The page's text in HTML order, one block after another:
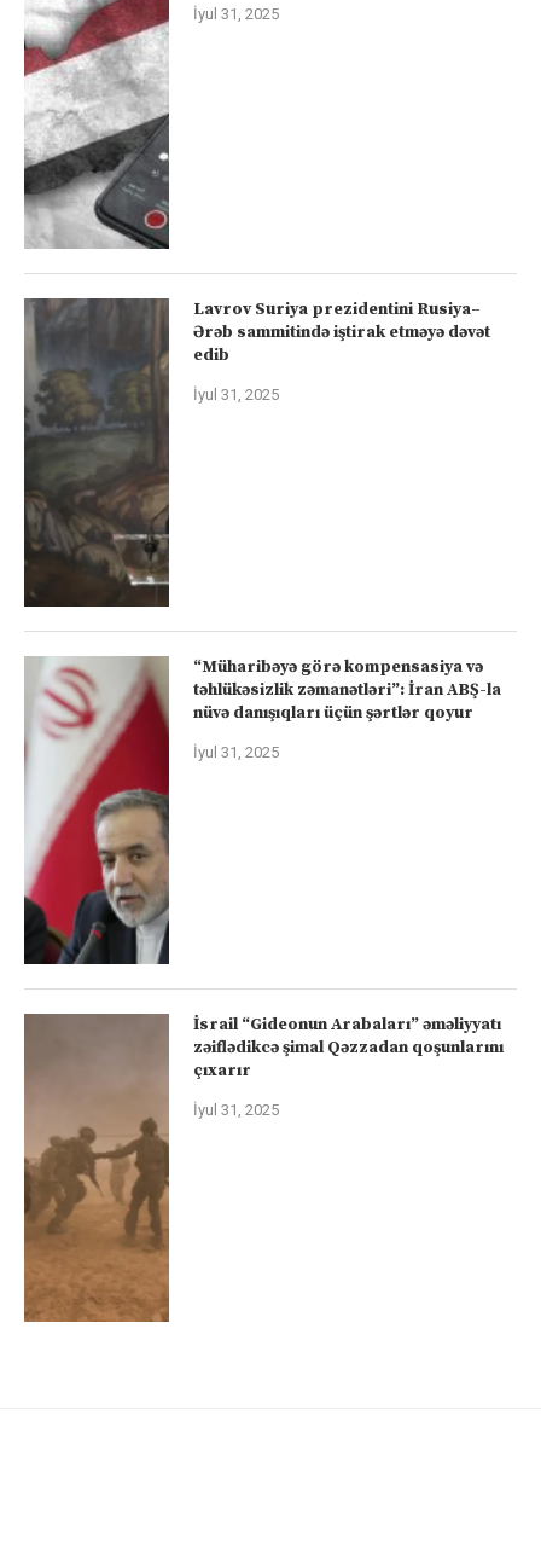
İyul 31, 2025
Lavrov Suriya prezidentini Rusiya–
Ərəb sammitində iştirak etməyə dəvət
edib
İyul 31, 2025
“Müharibəyə görə kompensasiya və
təhlükəsizlik zəmanətləri”: İran ABŞ-la
nüvə danışıqları üçün şərtlər qoyur
İyul 31, 2025
İsrail “Gideonun Arabaları” əməliyyatı
zəiflədikcə şimal Qəzzadan qoşunlarını
çıxarır
İyul 31, 2025